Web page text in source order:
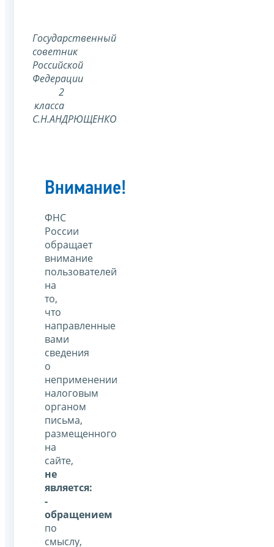
Государственный
советник
Российской
Федерации
2
класса
С.Н.АНДРЮЩЕНКО
Внимание!
ФНС
России
обращает
внимание
пользователей
на
то,
что
направленные
вами
сведения
о
неприменении
налоговым
органом
письма,
размещенного
на
сайте,
не
является:
-
обращением
по
смыслу,